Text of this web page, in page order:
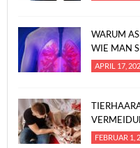
WARUM
WIE MAN
APRIL 17,
FEBRUAR 1,